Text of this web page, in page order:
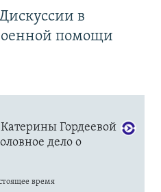
в
помощи